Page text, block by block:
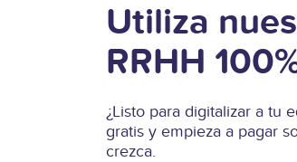
Utiliza
RRHH
¿Listo para digitalizar a tu
gratis y empieza a pagar
crezca.